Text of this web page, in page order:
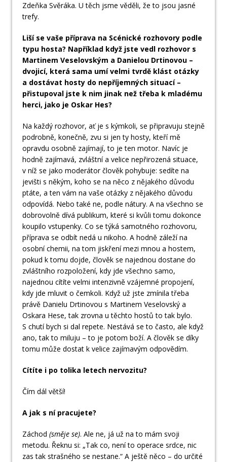
Zdeňka Svěráka. U těch jsme věděli, že to jsou jasné
trefy.
Liší se vaše příprava na Scénické rozhovory podle
typu hosta? Například když jste vedl rozhovor s
Martinem Veselovským a Danielou Drtinovou –
dvojicí, která sama umí velmi tvrdě klást otázky
a dostávat hosty do nepříjemných situací –
přistupoval jste k nim jinak než třeba k mladému
herci, jako je Oskar Hes?
Na každý rozhovor, ať je s kýmkoli, se připravuju stejně
podrobně, konečně, zvu si jen ty hosty, kteří mě
opravdu osobně zajímají, to je ten motor. Navíc je
hodně zajímavá, zvláštní a velice nepřirozená situace,
v níž se jako moderátor člověk pohybuje: sedíte na
jevišti s někým, koho se na něco z nějakého důvodu
ptáte, a ten vám na vaše otázky z nějakého důvodu
odpovídá. Nebo také ne, podle nátury. A na všechno se
dobrovolně dívá publikum, které si kvůli tomu dokonce
koupilo vstupenky. Co se týká samotného rozhovoru,
příprava se odbít nedá u nikoho. A hodně záleží na
osobní chemii, na tom jiskření mezi mnou a hostem,
pokud k tomu dojde, člověk se najednou dostane do
zvláštního rozpoložení, kdy jde všechno samo,
najednou cítíte velmi intenzivně vzájemné propojení,
kdy jde mluvit o čemkoli. Když už jste zmínila třeba
právě Danielu Drtinovou s Martinem Veselovský a
Oskara Hese, tak zrovna u těchto hostů to tak bylo.
S chutí bych si dal repete. Nestává se to často, ale když
ano, tak to miluju – to je potom boží. A člověk se díky
tomu může dostat k velice zajímavým odpovědím.
Cítíte i po tolika letech nervozitu?
Čím dál větší!
A jak s ní pracujete?
Záchod (směje se). Ale ne, já už na to mám svoji
metodu. Řeknu si: „Tak co, není to operace srdce, nic
zas tak strašného se nestane.“ A ještě něco – do určité